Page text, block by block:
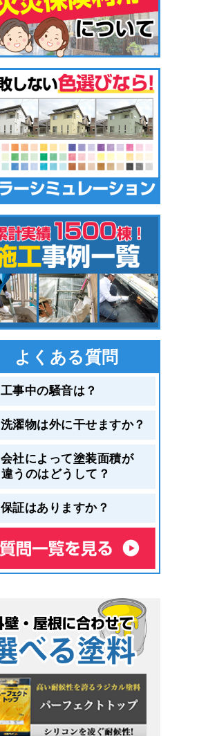
よくある質問
工事中の騒音は？
洗濯物は外に干せますか？
会社によって塗装面積が
違うのはどうして？
保証はありますか？